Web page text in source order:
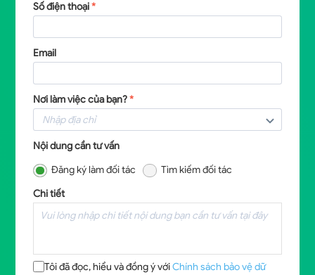
Số điện thoại*
Email
Nơi làm việc của bạn?*
Nội dung cần tư vấn
Đăng ký làm đối tác
Tìm kiếm đối tác
Chi tiết
Tôi đã đọc, hiểu và đồng ý vớiChính sách bảo vệ dữ